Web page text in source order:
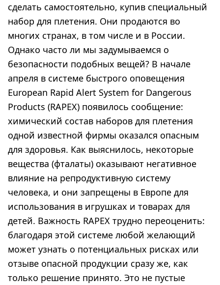
сделать самостоятельно, купив специальный
набор для плетения. Они продаются во
многих странах, в том числе и в России.
Однако часто ли мы задумываемся о
безопасности подобных вещей? В начале
апреля в системе быстрого оповещения
European Rapid Alert System for Dangerous
Products (RAPEX) появилось сообщение:
химический состав наборов для плетения
одной известной фирмы оказался опасным
для здоровья. Как выяснилось, некоторые
вещества (фталаты) оказывают негативное
влияние на репродуктивную систему
человека, и они запрещены в Европе для
использования в игрушках и товарах для
детей. Важность RAPEX трудно переоценить:
благодаря этой системе любой желающий
может узнать о потенциальных рисках или
отзыве опасной продукции сразу же, как
только решение принято. Это не пустые